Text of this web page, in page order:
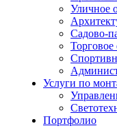
Уличное
Садово-
Услуги по
Портфолио